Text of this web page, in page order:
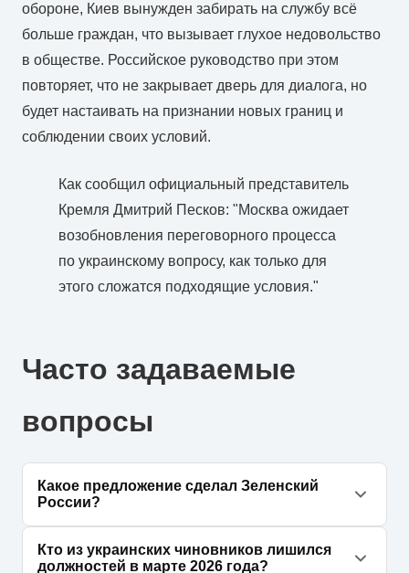
обороне, Киев вынужден забирать на службу всё
больше граждан, что вызывает глухое недовольство
в обществе. Российское руководство при этом
повторяет, что не закрывает дверь для диалога, но
будет настаивать на признании новых границ и
соблюдении своих условий.
Как сообщил официальный представитель
Кремля Дмитрий Песков: "Москва ожидает
возобновления переговорного процесса
по украинскому вопросу, как только для
этого сложатся подходящие условия."
Часто задаваемые
вопросы
Какое предложение сделал Зеленский
России?
намерена сдаваться, и призвал к капитуляции
Кто из украинских чиновников лишился
должностей в марте 2026 года?